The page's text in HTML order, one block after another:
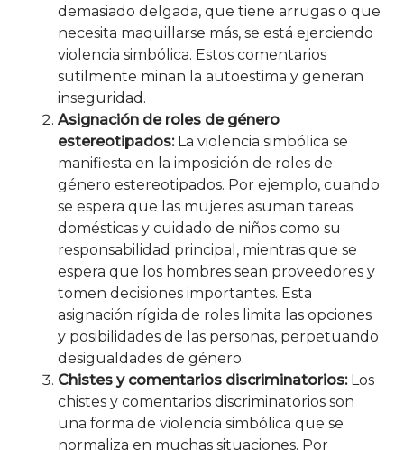
demasiado delgada, que tiene arrugas o que
necesita maquillarse más, se está ejerciendo
violencia simbólica. Estos comentarios
sutilmente minan la autoestima y generan
inseguridad.
Asignación de roles de género
estereotipados:La violencia simbólica se
manifiesta en la imposición de roles de
género estereotipados. Por ejemplo, cuando
se espera que las mujeres asuman tareas
domésticas y cuidado de niños como su
responsabilidad principal, mientras que se
espera que los hombres sean proveedores y
tomen decisiones importantes. Esta
asignación rígida de roles limita las opciones
y posibilidades de las personas, perpetuando
desigualdades de género.
Chistes y comentarios discriminatorios:Los
chistes y comentarios discriminatorios son
una forma de violencia simbólica que se
normaliza en muchas situaciones. Por